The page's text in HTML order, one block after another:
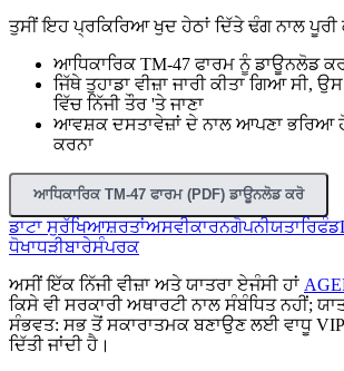
ਤੁਸੀਂ ਇਹ ਪ੍ਰਕਿਰਿਆ ਖੁਦ ਹੇਠਾਂ ਦਿੱਤੇ ਢੰਗ ਨਾਲ
ਆਧਿਕਾਰਿਕ TM-47 ਫਾਰਮ ਨੂੰ ਡਾਊਨਲੋਡ
ਜਿੱਥੇ ਤੁਹਾਡਾ ਵੀਜ਼ਾ ਜਾਰੀ ਕੀਤਾ ਗਿਆ ਸੀ,
ਵਿੱਚ ਨਿੱਜੀ ਤੌਰ 'ਤੇ ਜਾਣਾ
ਆਵਸ਼ਕ ਦਸਤਾਵੇਜ਼ਾਂ ਦੇ ਨਾਲ ਆਪਣਾ ਭਰਿਆ
ਕਰਨਾ
ਆਧਿਕਾਰਿਕ TM-47 ਫਾਰਮ (PDF) ਡਾਊਨਲੋਡ ਕਰੋ
ਡਾਟਾ ਸੁਰੱਖਿਆਸ਼ਰਤਾਂਅਸਵੀਕਾਰਨਗੋਪਨੀਯਤਾਰਿਫੰਡ
ਧੋਖਾਧੜੀਬਾਰੇਸੰਪਰਕ
ਅਸੀਂ ਇੱਕ ਨਿੱਜੀ ਵੀਜ਼ਾ ਅਤੇ ਯਾਤਰਾ ਏਜੰਸੀ ਹਾਂ
ਕਿਸੇ ਵੀ ਸਰਕਾਰੀ ਅਥਾਰਟੀ ਨਾਲ ਸੰਬੰਧਿਤ ਨਹੀਂ;
ਸੰਭਵਤ: ਸਭ ਤੋਂ ਸਕਾਰਾਤਮਕ ਬਣਾਉਣ ਲਈ ਵਾਧੂ VIP
ਦਿੱਤੀ ਜਾਂਦੀ ਹੈ।